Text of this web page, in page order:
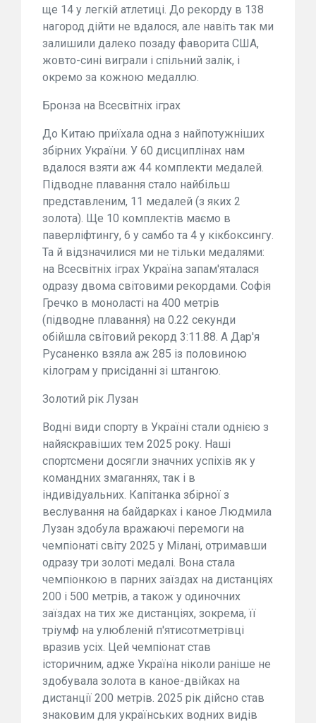
ще 14 у легкій атлетиці. До рекорду в 138
нагород дійти не вдалося, але навіть так ми
залишили далеко позаду фаворита США,
жовто-сині виграли і спільний залік, і
окремо за кожною медаллю.
Бронза на Всесвітніх іграх
До Китаю приїхала одна з найпотужніших
збірних України. У 60 дисциплінах нам
вдалося взяти аж 44 комплекти медалей.
Підводне плавання стало найбільш
представленим, 11 медалей (з яких 2
золота). Ще 10 комплектів маємо в
паверліфтингу, 6 у самбо та 4 у кікбоксингу.
Та й відзначилися ми не тільки медалями:
на Всесвітніх іграх Україна запам'яталася
одразу двома світовими рекордами. Софія
Гречко в моноласті на 400 метрів
(підводне плавання) на 0.22 секунди
обійшла світовий рекорд 3:11.88. А Дар'я
Русаненко взяла аж 285 із половиною
кілограм у присіданні зі штангою.
Золотий рік Лузан
Водні види спорту в Україні стали однією з
найяскравіших тем 2025 року. Наші
спортсмени досягли значних успіхів як у
командних змаганнях, так і в
індивідуальних. Капітанка збірної з
веслування на байдарках і каное Людмила
Лузан здобула вражаючі перемоги на
чемпіонаті світу 2025 у Мілані, отримавши
одразу три золоті медалі. Вона стала
чемпіонкою в парних заїздах на дистанціях
200 і 500 метрів, а також у одиночних
заїздах на тих же дистанціях, зокрема, її
тріумф на улюбленій п'ятисотметрівці
вразив усіх. Цей чемпіонат став
історичним, адже Україна ніколи раніше не
здобувала золота в каное-двійках на
дистанції 200 метрів. 2025 рік дійсно став
знаковим для українських водних видів